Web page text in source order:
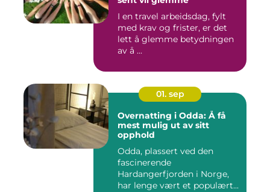
I en travel arbeidsdag, fylt
med krav og frister, er det
lett å glemme betydningen
av å ...
01. sep
Overnatting i Odda: Å få
mest mulig ut av sitt
opphold
Odda, plassert ved den
fascinerende
Hardangerfjorden i Norge,
har lenge vært et populært...